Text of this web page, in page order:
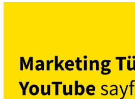
Dergiler